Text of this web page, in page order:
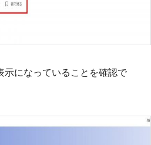
示になっていることを確認で